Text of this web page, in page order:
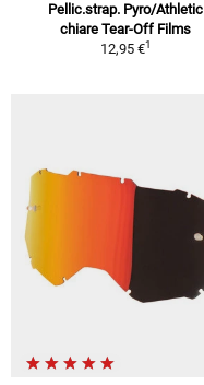
Pellic.strap. Pyro/Athletic
chiare Tear-Off Films
12,95 €1